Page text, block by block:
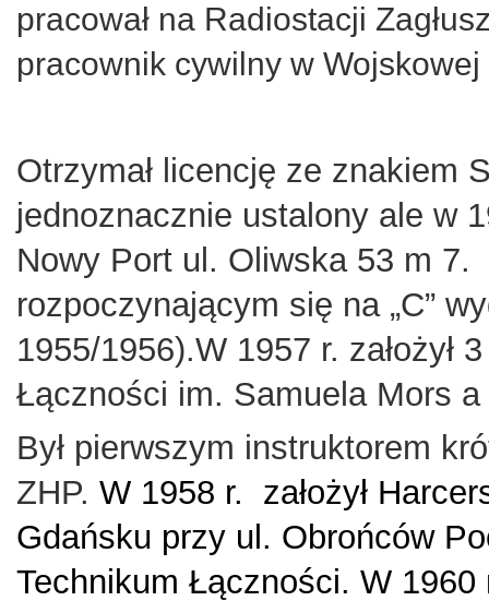
pracował na Radiostacji
pracownik cywilny w
Otrzymał licencję ze znakiem
jednoznacznie ustalony ale w
Nowy Port ul. Oliwska 53 m 7.
rozpoczynającym się na „C”
1955/1956).W 1957 r. założył
Łączności im. Samuela Mors
Był pierwszym instruktorem
ZHP. W 1958 r.
założył
Gdańsku przy ul. Obrońców
Technikum Łączności. W